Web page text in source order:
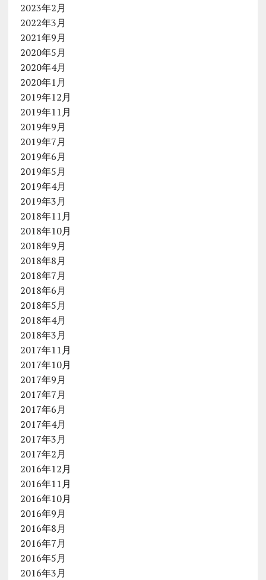
2023年2月
2022年3月
2021年9月
2020年5月
2020年4月
2020年1月
2019年12月
2019年11月
2019年9月
2019年7月
2019年6月
2019年5月
2019年4月
2019年3月
2018年11月
2018年10月
2018年9月
2018年8月
2018年7月
2018年6月
2018年5月
2018年4月
2018年3月
2017年11月
2017年10月
2017年9月
2017年7月
2017年6月
2017年4月
2017年3月
2017年2月
2016年12月
2016年11月
2016年10月
2016年9月
2016年8月
2016年7月
2016年5月
2016年3月